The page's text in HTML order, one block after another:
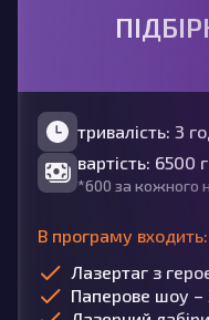
тривалість: 3
вартість: 6500
*600 за кожного
В програму входить:
Лазертаг з
Паперове шоу –